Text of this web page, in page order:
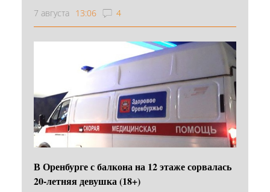
7 августа 13:06 4
В Оренбурге с балкона на 12 этаже сорвалась
20-летняя девушка (18+)